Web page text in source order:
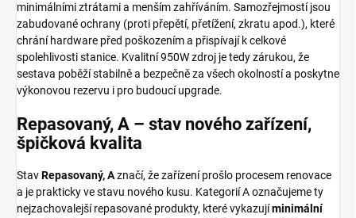
minimálními ztrátami a menším zahříváním. Samozřejmostí jsou
zabudované ochrany (proti přepětí, přetížení, zkratu apod.), které
chrání hardware před poškozením a přispívají k celkové
spolehlivosti stanice. Kvalitní 950W zdroj je tedy zárukou, že
sestava poběží stabilně a bezpečně za všech okolností a poskytne
výkonovou rezervu i pro budoucí upgrade.
Repasovaný, A – stav nového zařízení,
špičková kvalita
StavRepasovaný, Aznačí, že zařízení prošlo procesem renovace
a je prakticky ve stavu nového kusu. Kategorií A označujeme ty
nejzachovalejší repasované produkty, které vykazujíminimální